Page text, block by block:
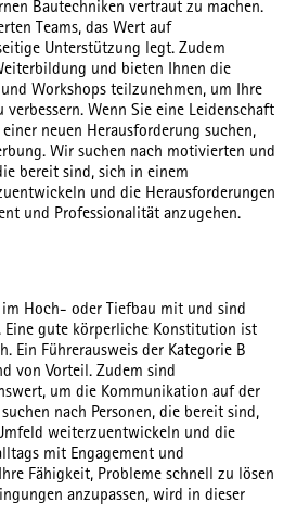
Bautechniken vertraut zu machen.
Teams, das Wert auf
Unterstützung legt. Zudem
und bieten Ihnen die
Workshops teilzunehmen, um Ihre
Wenn Sie eine Leidenschaft
neuen Herausforderung suchen,
Wir suchen nach motivierten und
bereit sind, sich in einem
und die Herausforderungen
und Professionalität anzugehen.
Hoch- oder Tiefbau mit und sind
Eine gute körperliche Konstitution ist
Ein Führerausweis der Kategorie B
von Vorteil. Zudem sind
um die Kommunikation auf der
nach Personen, die bereit sind,
weiterzuentwickeln und die
mit Engagement und
Fähigkeit, Probleme schnell zu lösen
anzupassen, wird in dieser